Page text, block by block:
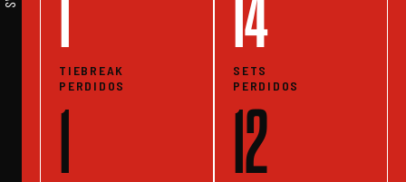
TIEBREAK
PERDIDOS
1
SETS
PERDIDOS
12